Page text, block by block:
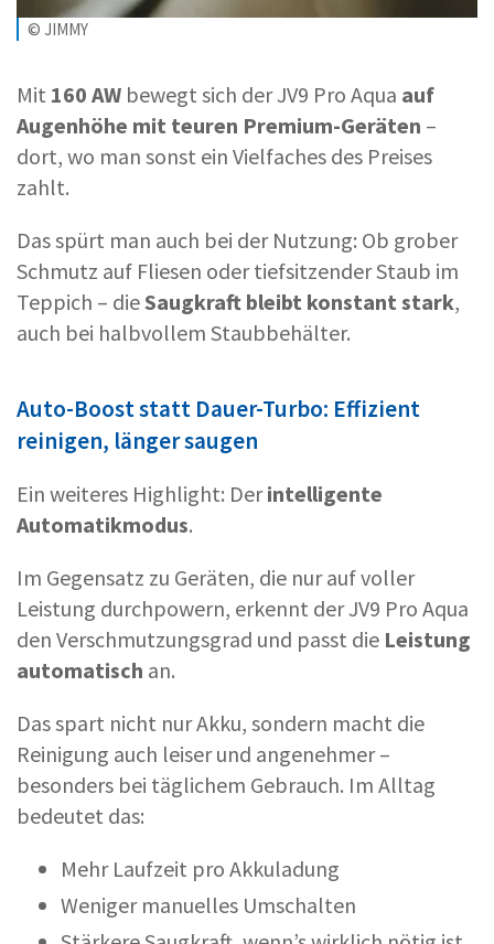
© JIMMY
Mit 160 AW bewegt sich der JV9 Pro Aqua auf
Augenhöhe mit teuren Premium-Geräten –
dort, wo man sonst ein Vielfaches des Preises
zahlt.
Das spürt man auch bei der Nutzung: Ob grober
Schmutz auf Fliesen oder tiefsitzender Staub im
Teppich – dieSaugkraft bleibt konstant stark,
auch bei halbvollem Staubbehälter.
Auto-Boost statt Dauer-Turbo: Effizient
reinigen, länger saugen
Ein weiteres Highlight: Derintelligente
Automatikmodus.
Im Gegensatz zu Geräten, die nur auf voller
Leistung durchpowern, erkennt der JV9 Pro Aqua
den Verschmutzungsgrad und passt die Leistung
automatisch an.
Das spart nicht nur Akku, sondern macht die
Reinigung auch leiser und angenehmer –
besonders bei täglichem Gebrauch. Im Alltag
bedeutet das:
Mehr Laufzeit pro Akkuladung
Weniger manuelles Umschalten